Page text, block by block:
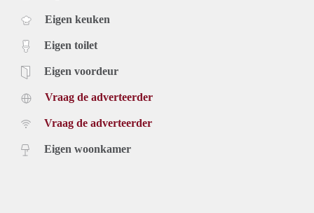
Eigen keuken
Eigen toilet
Eigen voordeur
Vraag de adverteerder
Vraag de adverteerder
Eigen woonkamer